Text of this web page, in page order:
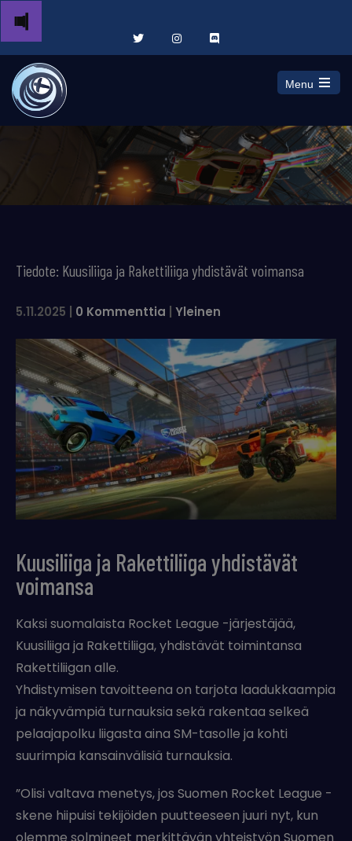
Menu
Open
menu
Tiedote: Kuusiliiga ja Rakettiliiga yhdistävät voimansa
5.11.2025 0 Kommenttia Yleinen
Kuusiliiga ja Rakettiliiga yhdistävät
voimansa
Kaksi suomalaista Rocket League -järjestäjää,
Kuusiliiga ja Rakettiliiga, yhdistävät toimintansa
Rakettiliigan alle.
Yhdistymisen tavoitteena on tarjota laadukkaampia
ja näkyvämpiä turnauksia sekä rakentaa selkeä
pelaajapolku liigasta aina SM-tasolle ja kohti
suurimpia kansainvälisiä turnauksia.
”Olisi valtava menetys, jos Suomen Rocket League -
skene hiipuisi tekijöiden puutteeseen juuri nyt, kun
olemme solmineet merkittävän yhteistyön Suomen